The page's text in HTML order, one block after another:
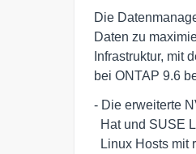
Die
Daten zu
Infrastruktur, mit
bei ONTAP 9.6
- Die erweiterte